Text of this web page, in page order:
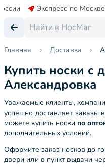
Экспресс по Москве
Главная Доставка
Купить носки с
Александровка
Уважаемые клиенты,
успешно доставляет заказы
можете купить носки по
дополнительных условий.
Оформите заказ носков до
двери или в пункт выдачи